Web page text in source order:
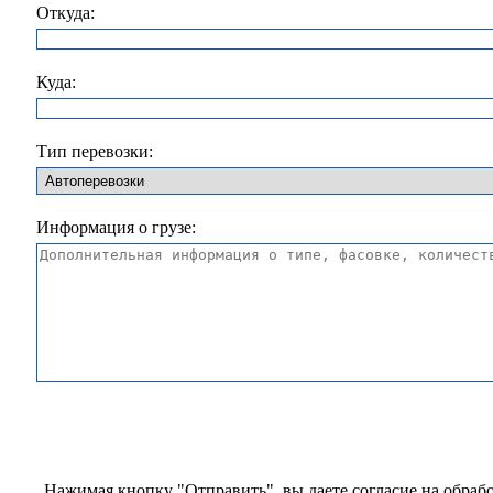
Откуда:
Куда:
Тип перевозки:
Информация о грузе: